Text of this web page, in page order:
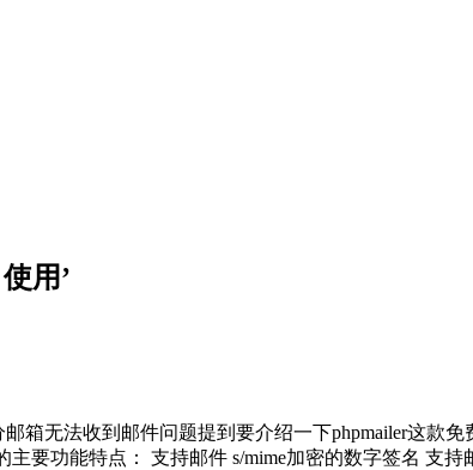
用’
邮箱无法收到邮件问题提到要介绍一下phpmailer这款
主要功能特点： 支持邮件 s/mime加密的数字签名 支